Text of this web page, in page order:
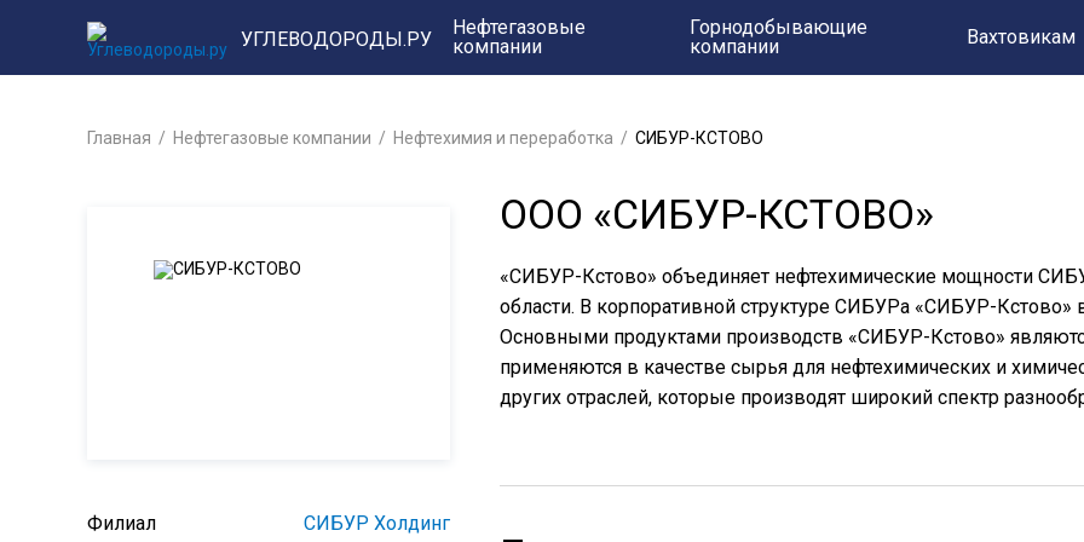
УГЛЕВОДОРОДЫ.РУ
Нефтегазовые
компании
Горнодобывающие
компании
Вахтовикам
Главная Нефтегазовые компании Нефтехимия и переработка СИБУР-КСТОВО
Филиал СИБУР Холдинг
ООО «СИБУР-КСТОВО»
«СИБУР-Кстово» объединяет нефтехимические мощности
области. В корпоративной структуре СИБУРа «СИБУР-
Основными продуктами производств «СИБУР-Кстово»
применяются в качестве сырья для нефтехимических и
других отраслей, которые производят широкий спектр